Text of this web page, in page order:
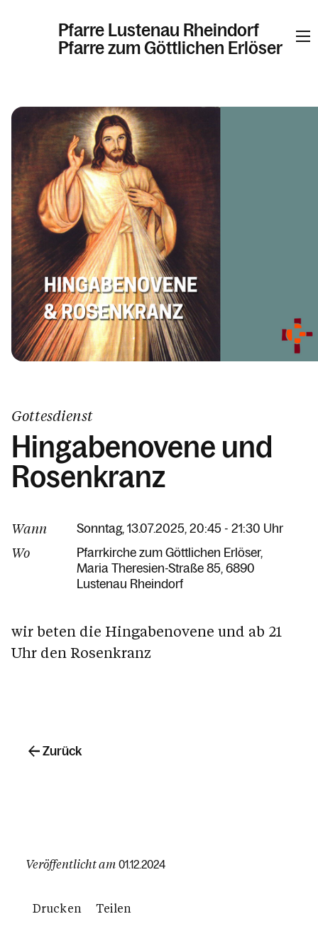
Pfarre Lustenau Rheindorf
Pfarre zum Göttlichen Erlöser
Kalender
Personen
Kontakt
Gottesdienst
Hingabenovene und
Rosenkranz
Wann Sonntag, 13.07.2025, 20:45 - 21:30 Uhr
Wo
Pfarrkirche zum Göttlichen Erlöser
Maria Theresien-Straße 85 6890
Lustenau Rheindorf
wir beten die Hingabenovene und ab 21
Uhr den Rosenkranz
Veröffentlicht am 01.12.2024
Drucken Teilen
Zurück